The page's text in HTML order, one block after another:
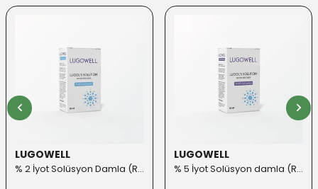
LUGOWELL
% 2 İyot Solüsyon Damla (Roll-on Başlık ilaveli)
LUGOWELL
% 5 İyot Solüsyon damla (Roll-on Başlık ilaveli)